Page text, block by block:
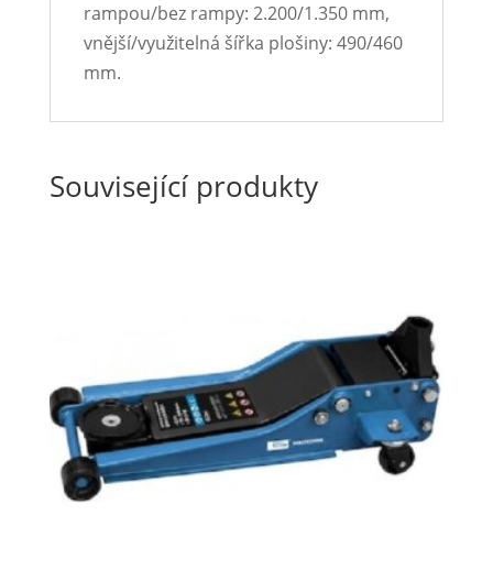
rampou/bez rampy: 2.200/1.350 mm,
vnější/využitelná šířka plošiny: 490/460
mm.
Související produkty